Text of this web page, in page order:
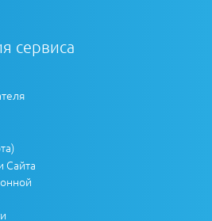
сервиса
Сайта